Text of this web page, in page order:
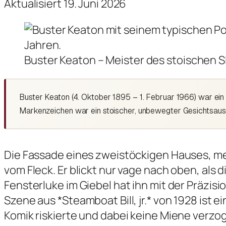
Aktualisiert 19. Juni 2026
Buster Keaton – Meister des stoischen
Buster Keaton (4. Oktober 1895 – 1. Februar 1966) war
Markenzeichen war ein stoischer, unbewegter
Die Fassade eines zweistöckigen Hauses,
vom Fleck. Er blickt nur vage nach oben,
Fensterluke im Giebel hat ihn mit der
Szene aus *Steamboat Bill, jr.* von 1928 ist
Komik riskierte und dabei keine Miene